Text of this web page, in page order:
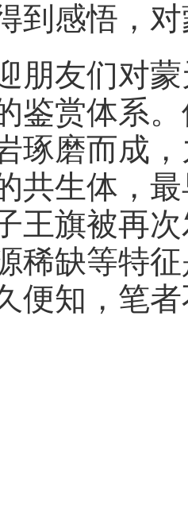
到感悟，
友们对蒙
鉴赏体系
琢磨而成
共生体，
王旗被再
稀缺等特
便知，笔